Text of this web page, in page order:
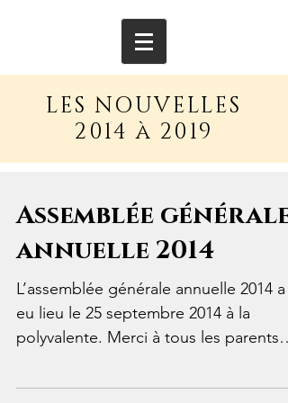
LES NOUVELLES
2014 à 2019
Assemblée générale
annuelle 2014
L’assemblée générale annuelle 2014 a
eu lieu le 25 septembre 2014 à la
polyvalente. Merci à tous les parents